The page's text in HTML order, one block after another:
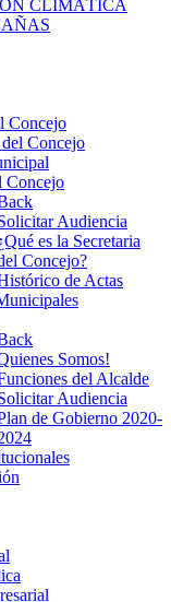
CLIMÁTICA
Concejo
Concejo
Concejo
Audiencia
es la Secretaria
Concejo?
de Actas
Somos!
del Alcalde
Audiencia
de Gobierno 2020-